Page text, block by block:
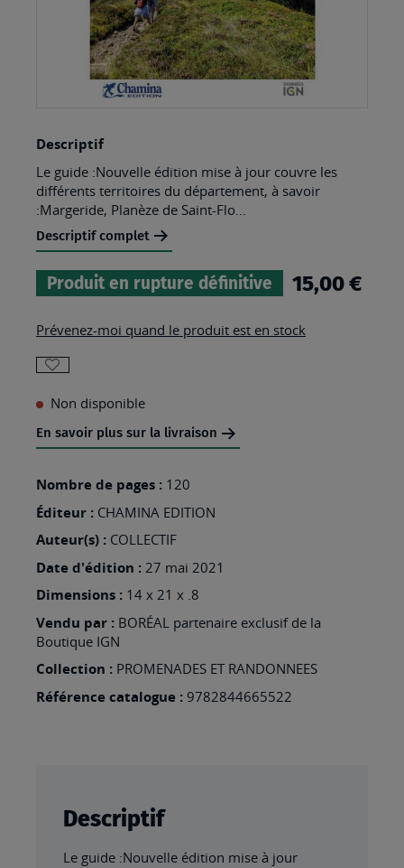
to
the
beginning
of
the
images
Descriptif
Le guide :Nouvelle édition mise à jour couvre les
différents territoires du département, à savoir
:Margeride, Planèze de Saint-Flo...
Descriptif complet
Produit en rupture définitive 15,00 €
Prévenez-moi quand le produit est en stock
AJOUTER
À
MA
D’ENVIES
:
LE
CANTAL
Non disponible
En savoir plus sur la livraison
Nombre de pages : 120
Éditeur : CHAMINA EDITION
Auteur(s) : COLLECTIF
Date d'édition : 27 mai 2021
Dimensions : 14 x 21 x .8
Vendu par : BORÉAL partenaire exclusif de la
Boutique IGN
Collection : PROMENADES ET RANDONNEES
Référence catalogue : 9782844665522
Descriptif
Le guide :Nouvelle édition mise à jour